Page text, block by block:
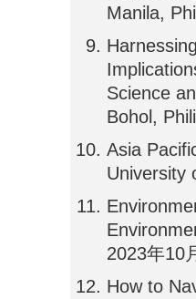
Manila,
Science
Bohol,
Asia
University
2023年10
How to